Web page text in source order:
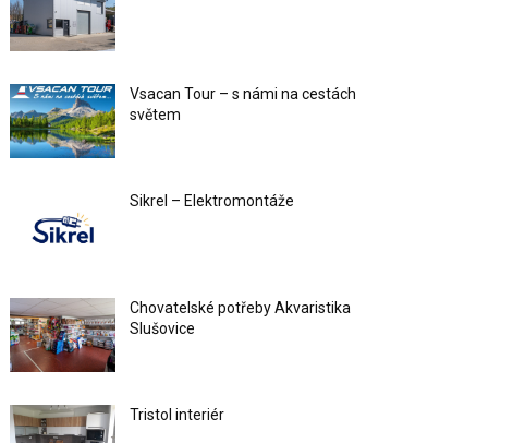
Vsacan Tour – s námi na cestách
světem
Sikrel – Elektromontáže
Chovatelské potřeby Akvaristika
Slušovice
Tristol interiér